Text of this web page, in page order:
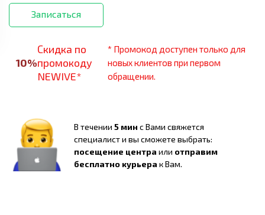
Записаться
10%
Скидка по
промокоду
NEWIVE*
* Промокод доступен только для
новых клиентов при первом
обращении.
В течении 5 мин с Вами свяжется
специалист и вы сможете выбрать:
посещение центра или отправим
бесплатно курьера к Вам.